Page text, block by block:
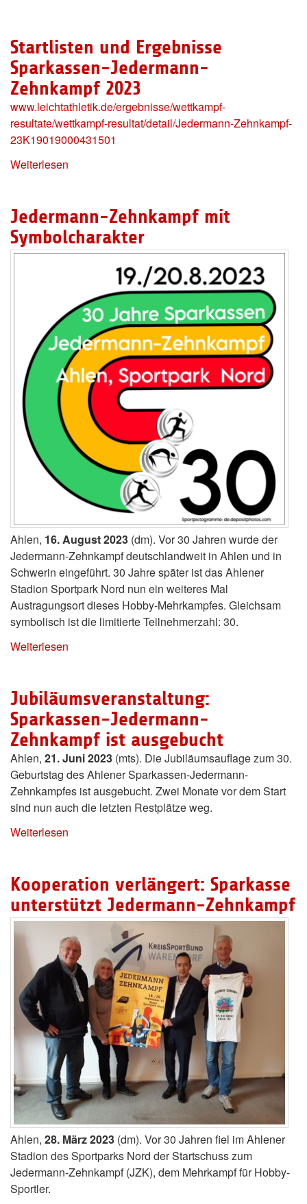
Startlisten und Ergebnisse
Sparkassen-Jedermann-
Zehnkampf 2023
www.leichtathletik.de/ergebnisse/wettkampf-
resultate/wettkampf-resultat/detail/Jedermann-Zehnkampf-
23K19019000431501
Weiterlesen
Jedermann-Zehnkampf mit
Symbolcharakter
Ahlen, 16. August 2023 (dm). Vor 30 Jahren wurde der
Jedermann-Zehnkampf deutschlandweit in Ahlen und in
Schwerin eingeführt. 30 Jahre später ist das Ahlener
Stadion Sportpark Nord nun ein weiteres Mal
Austragungsort dieses Hobby-Mehrkampfes. Gleichsam
symbolisch ist die limitierte Teilnehmerzahl: 30.
Weiterlesen
Jubiläumsveranstaltung:
Sparkassen-Jedermann-
Zehnkampf ist ausgebucht
Ahlen, 21. Juni 2023 (mts). Die Jubiläumsauflage zum 30.
Geburtstag des Ahlener Sparkassen-Jedermann-
Zehnkampfes ist ausgebucht. Zwei Monate vor dem Start
sind nun auch die letzten Restplätze weg.
Weiterlesen
Kooperation verlängert: Sparkasse
unterstützt Jedermann-Zehnkampf
Ahlen, 28. März 2023 (dm). Vor 30 Jahren fiel im Ahlener
Stadion des Sportparks Nord der Startschuss zum
Jedermann-Zehnkampf (JZK), dem Mehrkampf für Hobby-
Sportler.